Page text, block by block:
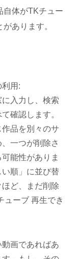
自体がTKチュー
あります。
用:
入力し、検索
確認します。
品を別々のサ
一つが削除さ
能性がありま
順」に並び替
ど、まだ削除
ューブ 再生でき
画であればあ